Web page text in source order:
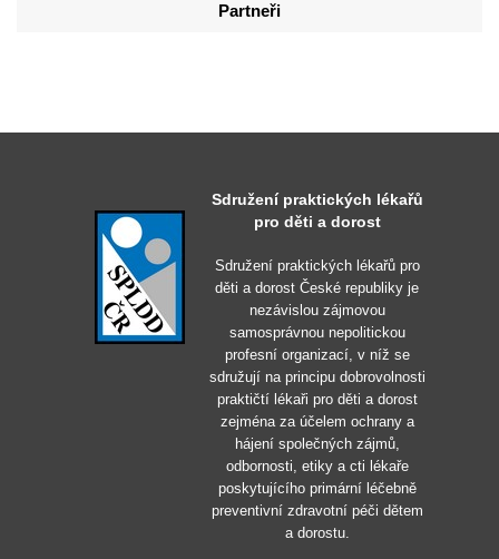
Partneři
Sdružení praktických lékařů
pro děti a dorost
Sdružení praktických lékařů pro
děti a dorost České republiky je
nezávislou zájmovou
samosprávnou nepolitickou
profesní organizací, v níž se
sdružují na principu dobrovolnosti
praktičtí lékaři pro děti a dorost
zejména za účelem ochrany a
hájení společných zájmů,
odbornosti, etiky a cti lékaře
poskytujícího primární léčebně
preventivní zdravotní péči dětem
a dorostu.